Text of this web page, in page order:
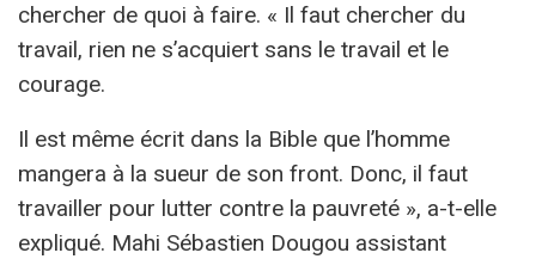
chercher de quoi à faire. « Il faut chercher du
travail, rien ne s’acquiert sans le travail et le
courage.
Il est même écrit dans la Bible que l’homme
mangera à la sueur de son front. Donc, il faut
travailler pour lutter contre la pauvreté », a-t-elle
expliqué. Mahi Sébastien Dougou assistant